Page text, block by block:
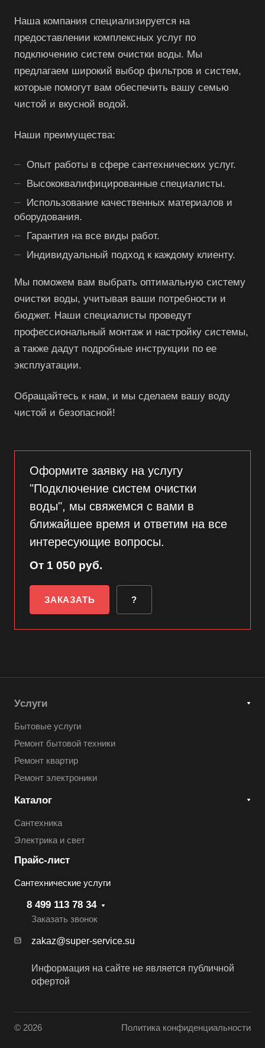
Наша компания специализируется на
предоставлении комплексных услуг по
подключению систем очистки воды. Мы
предлагаем широкий выбор фильтров и систем,
которые помогут вам обеспечить вашу семью
чистой и вкусной водой.
Наши преимущества:
Опыт работы в сфере сантехнических услуг.
Высококвалифицированные специалисты.
Использование качественных материалов и
оборудования.
Гарантия на все виды работ.
Индивидуальный подход к каждому клиенту.
Мы поможем вам выбрать оптимальную систему
очистки воды, учитывая ваши потребности и
бюджет. Наши специалисты проведут
профессиональный монтаж и настройку системы,
а также дадут подробные инструкции по ее
эксплуатации.
Обращайтесь к нам, и мы сделаем вашу воду
чистой и безопасной!
Оформите заявку на услугу
"Подключение систем очистки
воды", мы свяжемся с вами в
ближайшее время и ответим на все
интересующие вопросы.
От 1 050 руб.
ЗАКАЗАТЬ ?
Услуги
Бытовые услуги
Ремонт бытовой техники
Ремонт квартир
Ремонт электроники
Каталог
Сантехника
Электрика и свет
Прайс-лист
Сантехнические услуги
8 499 113 78 34
Заказать звонок
zakaz@super-service.su
Информация на сайте не является публичной
офертой
© 2026 Политика конфиденциальности